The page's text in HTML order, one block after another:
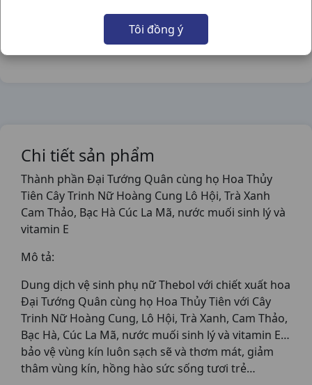
Tôi đồng ý
Chia sẻ qua mạng xã hội:
Chi tiết sản phẩm
Thành phần Đại Tướng Quân cùng họ Hoa Thủy
Tiên Cây Trinh Nữ Hoàng Cung Lô Hội, Trà Xanh
Cam Thảo, Bạc Hà Cúc La Mã, nước muối sinh lý và
vitamin E
Mô tả:
Dung dịch vệ sinh phụ nữ Thebol với chiết xuất hoa
Đại Tướng Quân cùng họ Hoa Thủy Tiên với Cây
Trinh Nữ Hoàng Cung, Lô Hội, Trà Xanh, Cam Thảo,
Bạc Hà, Cúc La Mã, nước muối sinh lý và vitamin E…
bảo vệ vùng kín luôn sạch sẽ và thơm mát, giảm
thâm vùng kín, hồng hào sức sống tươi trẻ…